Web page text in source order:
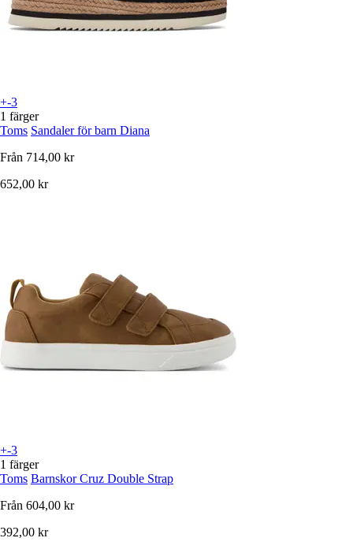
+-3
1 färger
Toms Sandaler för barn Diana
Från 714,00 kr
652,00 kr
+-3
1 färger
Toms Barnskor Cruz Double Strap
Från 604,00 kr
392,00 kr